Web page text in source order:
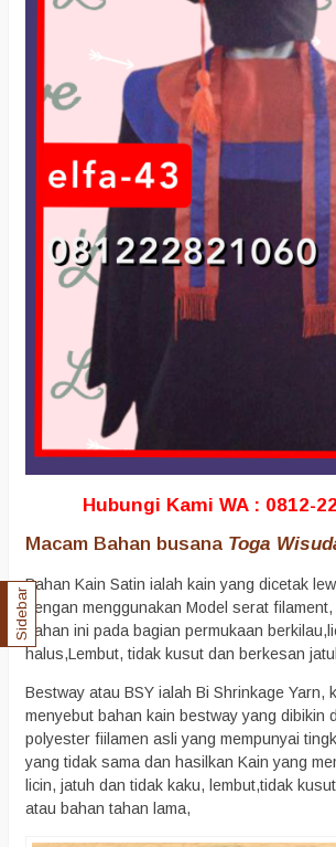
Hubungi Kami WA : 0812-
Macam Bahan busana Toga
Bahan Kain Satin ialah kain yang dicetak
dengan menggunakan Model serat
bahan ini pada bagian permukaan
halus,Lembut, tidak kusut dan berkesan
Bestway atau BSY ialah Bi Shrinkage Yarn,
menyebut bahan kain bestway yang dibikin
polyester fiilamen asli yang mempunyai
yang tidak sama dan hasilkan Kain yang
licin, jatuh dan tidak kaku, lembut,tidak
atau bahan tahan lama,
Sidebar